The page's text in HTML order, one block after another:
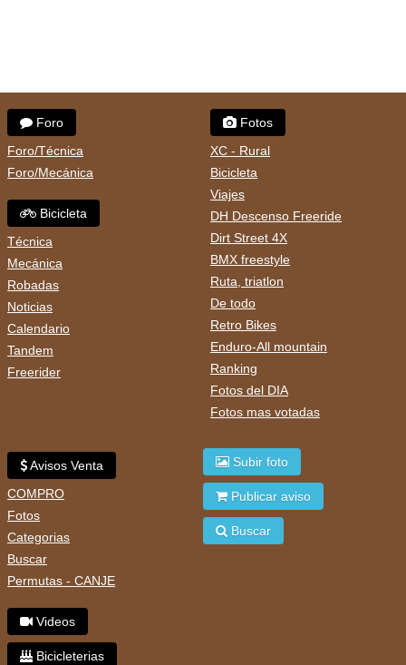
Foro
Foro/Técnica
Foro/Mecánica
Bicicleta
Técnica
Mecánica
Robadas
Noticias
Calendario
Tandem
Freerider
Fotos
XC - Rural
Bicicleta
Viajes
DH Descenso Freeride
Dirt Street 4X
BMX freestyle
Ruta, triatlon
De todo
Retro Bikes
Enduro-All mountain
Ranking
Fotos del DIA
Fotos mas votadas
Avisos Venta
COMPRO
Fotos
Categorias
Buscar
Permutas - CANJE
Videos
Bicicleterias
Subir foto
Publicar aviso
Buscar